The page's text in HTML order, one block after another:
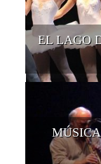
EL LAGO